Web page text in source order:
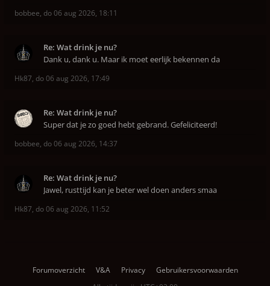
bobbee, do 06 aug 2026, 18:11
Re: Wat drink je nu?
Dank u, dank u. Maar ik moet eerlijk bekennen da
Hk87, do 06 aug 2026, 17:49
Re: Wat drink je nu?
Super dat je zo goed hebt gebrand. Gefeliciteerd!
bobbee, do 06 aug 2026, 14:37
Re: Wat drink je nu?
Jawel, rusttijd kan je beter wel doen anders smaa
Hk87, do 06 aug 2026, 11:52
Forumoverzicht V&A Privacy
Gebruikersvoorwaarden